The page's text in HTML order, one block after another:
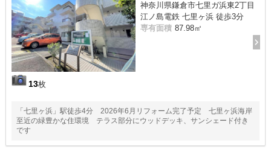
13枚
神奈川県鎌倉市七里ガ浜東2丁目
江ノ島電鉄 七里ヶ浜 徒歩3分
専有面積 87.98㎡
「七里ヶ浜」駅徒歩4分 2026年6月リフォーム完了予定 七里ヶ浜海岸
至近の緑豊かな住環境 テラス部分にウッドデッキ、サンシェード付き
です